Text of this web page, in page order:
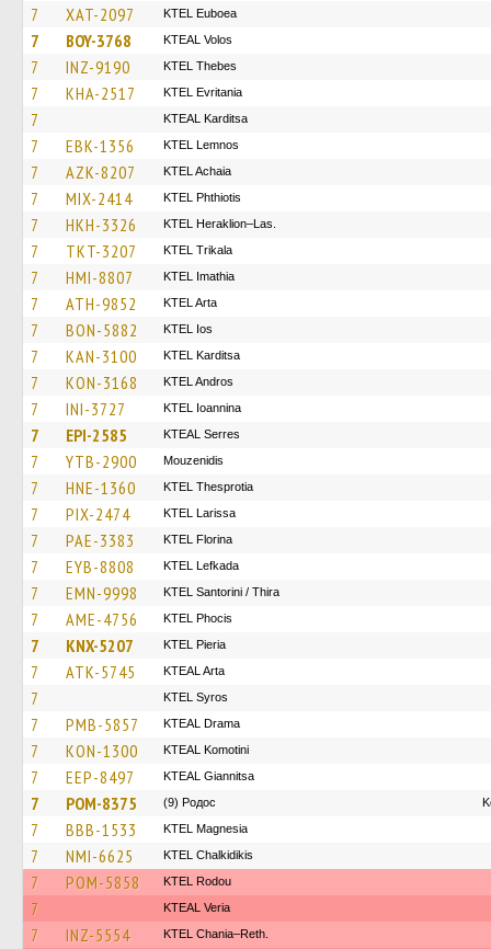
7 XAT-2097 ΚΤΕL Euboea
7 BOY-3768 KTEAL Volos
7 INZ-9190 KTEL Thebes
7 KHA-2517 ΚΤΕL Evritania
7 KTEAL Karditsa
7 EBK-1356 KTEL Lemnos
7 AZK-8207 KTEL Achaia
7 MIX-2414 ΚΤΕL Phthiotis
7 HKH-3326 KTEL Heraklion–Las.
7 TKT-3207 ΚΤΕL Τrikala
7 HMI-8807 KTEL Imathia
7 ATH-9852 KTEL Arta
7 BON-5882 KTEL Ios
7 KAN-3100 ΚΤΕL Karditsa
7 KON-3168 KTEL Andros
7 INI-3727 KTEL Ioannina
7 EPI-2585 KTEAL Serres
7 YTB-2900 Mouzenidis
7 HNE-1360 KTEL Thesprotia
7 PIX-2474 KTEL Larissa
7 PAE-3383 KTEL Florina
7 EYB-8808 KTEL Lefkada
7 EMN-9998 KTEL Santorini / Thira
7 AME-4756 ΚΤΕL Phocis
7 KNX-5207 KTEL Pieria
7 ATK-5745 KTEAL Arta
7 KTEL Syros
7 PMB-5857 KTEAL Drama
7 KON-1300 KTEAL Komotini
7 EEP-8497 KTEAL Giannitsa
7 POM-8375 (9) Родос
7 BBB-1533 ΚΤΕL Magnesia
7 NMI-6625 ΚΤΕL Chalkidikis
7 POM-5858 ΚΤΕL Rodou
7 KTEAL Veria
7 INZ-5554 KTEL Chania–Reth.